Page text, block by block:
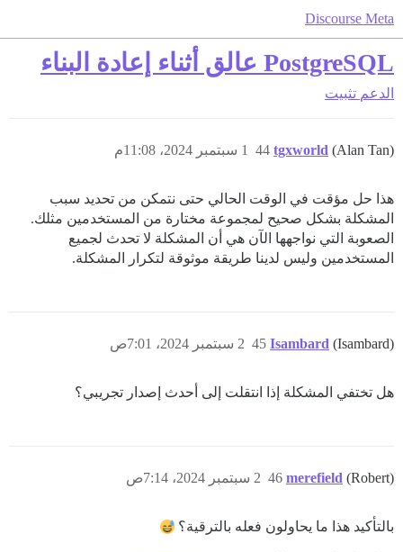
Discourse Meta
PostgreSQL عالق أثناء إعادة البناء
الدعم تثبيت
tgxworld (Alan Tan) 1 سبتمبر 2024، 11:08م 44
هذا حل مؤقت في الوقت الحالي حتى نتمكن من تحديد سبب
المشكلة بشكل صحيح لمجموعة مختارة من المستخدمين مثلك.
الصعوبة التي نواجهها الآن هي أن المشكلة لا تحدث لجميع
المستخدمين وليس لدينا طريقة موثوقة لتكرار المشكلة.
Isambard (Isambard) 2 سبتمبر 2024، 7:01ص 45
هل تختفي المشكلة إذا انتقلت إلى أحدث إصدار تجريبي؟
merefield (Robert) 2 سبتمبر 2024، 7:14ص 46
بالتأكيد هذا ما يحاولون فعله بالترقية؟